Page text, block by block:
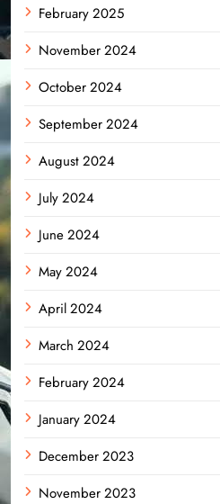
February 2025
November 2024
October 2024
September 2024
August 2024
July 2024
June 2024
May 2024
April 2024
March 2024
February 2024
January 2024
December 2023
November 2023